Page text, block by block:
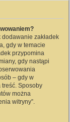
zakładek
gdy w temacie
przypomina
gdy nastąpi
– gdy w
treść. Sposoby
można
witryny”.